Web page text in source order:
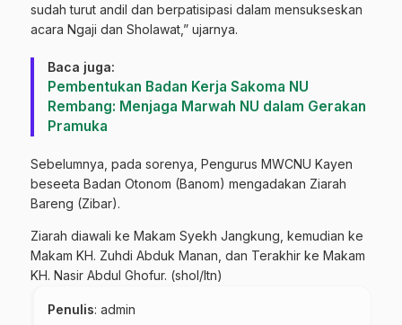
sudah turut andil dan berpatisipasi dalam mensukseskan
acara Ngaji dan Sholawat,” ujarnya.
Baca juga:
Pembentukan Badan Kerja Sakoma NU
Rembang: Menjaga Marwah NU dalam Gerakan
Pramuka
Sebelumnya, pada sorenya, Pengurus MWCNU Kayen
beseeta Badan Otonom (Banom) mengadakan Ziarah
Bareng (Zibar).
Ziarah diawali ke Makam Syekh Jangkung, kemudian ke
Makam KH. Zuhdi Abduk Manan, dan Terakhir ke Makam
KH. Nasir Abdul Ghofur. (shol/ltn)
Penulis: admin